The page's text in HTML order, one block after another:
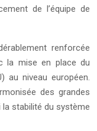
de l’équipe de
renforcée
la mise en place du
au niveau européen.
des grandes
stabilité du système